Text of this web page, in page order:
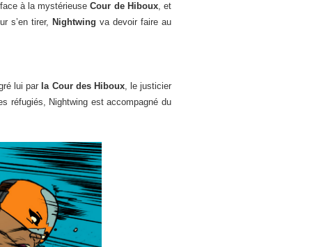
à la mystérieuseCour de Hiboux, et
s’en tirer, Nightwing va devoir faire au
lui par la Cour des Hiboux, le justicier
réfugiés, Nightwing est accompagné du